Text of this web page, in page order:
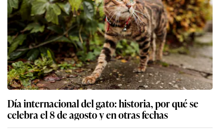
Día internacional del gato: historia, por qué se
celebra el 8 de agosto y en otras fechas